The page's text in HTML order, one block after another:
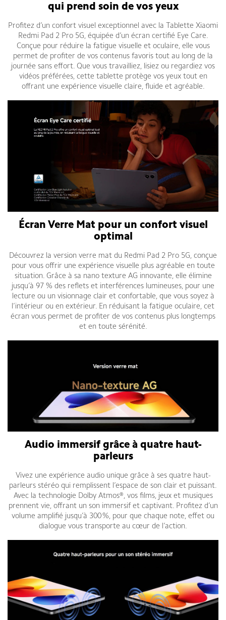
qui prend soin de vos yeux
Profitez d’un confort visuel exceptionnel avec la Tablette Xiaomi
Redmi Pad 2 Pro 5G, équipée d’un écran certifié Eye Care.
Conçue pour réduire la fatigue visuelle et oculaire, elle vous
permet de profiter de vos contenus favoris tout au long de la
journée sans effort. Que vous travailliez, lisiez ou regardiez vos
vidéos préférées, cette tablette protège vos yeux tout en
offrant une expérience visuelle claire, fluide et agréable.
Écran Verre Mat pour un confort visuel
optimal
Découvrez la version verre mat du Redmi Pad 2 Pro 5G, conçue
pour vous offrir une expérience visuelle plus agréable en toute
situation. Grâce à sa nano texture AG innovante, elle élimine
jusqu’à 97 % des reflets et interférences lumineuses, pour une
lecture ou un visionnage clair et confortable, que vous soyez à
l’intérieur ou en extérieur. En réduisant la fatigue oculaire, cet
écran vous permet de profiter de vos contenus plus longtemps
et en toute sérénité.
Audio immersif grâce à quatre haut-
parleurs
Vivez une expérience audio unique grâce à ses quatre haut-
parleurs stéréo qui remplissent l’espace de son clair et puissant.
Avec la technologie Dolby Atmos®, vos films, jeux et musiques
prennent vie, offrant un son immersif et captivant. Profitez d’un
volume amplifié jusqu’à 300 %, pour que chaque note, effet ou
dialogue vous transporte au cœur de l’action.